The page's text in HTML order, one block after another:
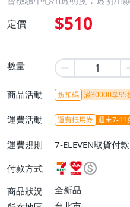
定價 $510
數量
商品活動 折扣碼 滿30000享95
運費活動 運費抵用券 週末7-11
運費規則
7-ELEVEN取貨付
或消費滿$1298免
不付款【免運費】
運費$60、滿5件
費】、宅配/貨運
付款方式
商品狀況
全新品